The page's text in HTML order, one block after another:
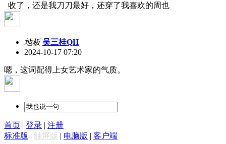
收了，还是我刀刀最好，还穿了我喜欢的周也
地板 吴三桂QH
2024-10-17 07:20
嗯，这词配得上女艺术家的气质。
首页 | 登录 | 注册
标准版 | 触屏版 | 电脑版 | 客户端